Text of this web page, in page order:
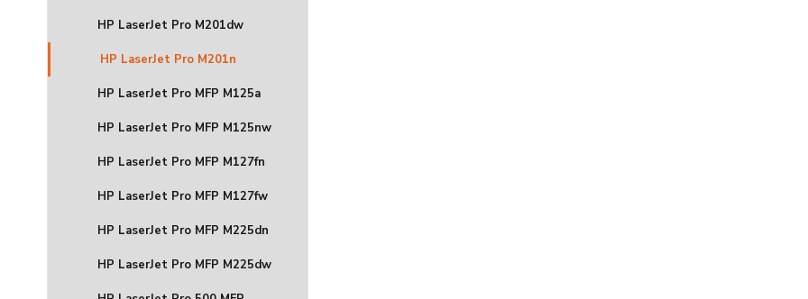
HP LaserJet Pro M201dw
HP LaserJet Pro M201n
HP LaserJet Pro MFP M125a
HP LaserJet Pro MFP M125nw
HP LaserJet Pro MFP M127fn
HP LaserJet Pro MFP M127fw
HP LaserJet Pro MFP M225dn
HP LaserJet Pro MFP M225dw